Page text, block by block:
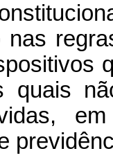
nas
quais